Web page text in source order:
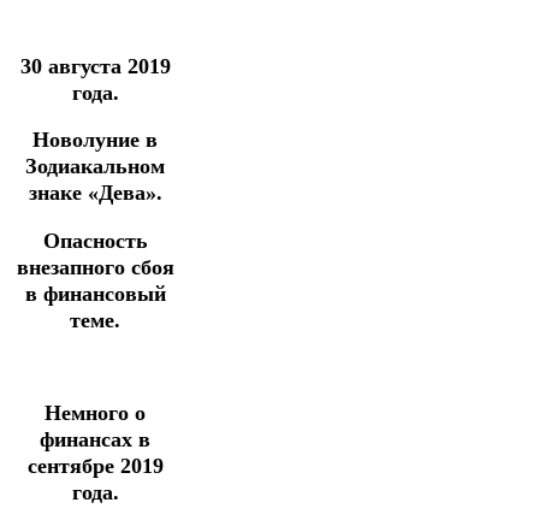
30 августа 2019
года.
Новолуние в
Зодиакальном
знаке «Дева».
Опасность
внезапного сбоя
в финансовый
теме.
Немного о
финансах в
сентябре 2019
года.